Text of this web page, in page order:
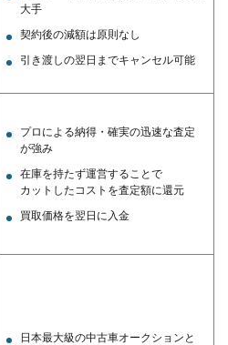
大手
契約後の減額は原則なし
引き渡しの翌日までキャンセル可能
プロによる納得・確実の迅速な査定
が強み
在庫を持たず運営することで
カットしたコストを査定額に還元
買取価格を翌日に入金
日本最大級の中古車オークションと